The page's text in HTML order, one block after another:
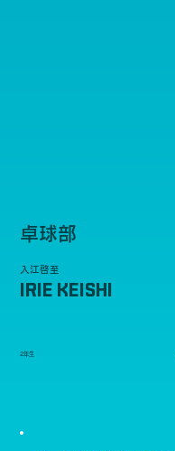
卓球部
入江啓至
IRIE KEISHI
2年生